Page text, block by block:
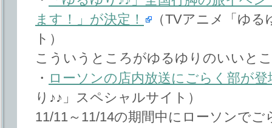
ます！」が決定！
（TVアニメ「ゆ
ト）
こういうところがゆるゆりのいいと
・ ローソンの店内放送にごらく部が登
り♪♪」スペシャルサイト）
11/11～11/14の期間中にローソンで